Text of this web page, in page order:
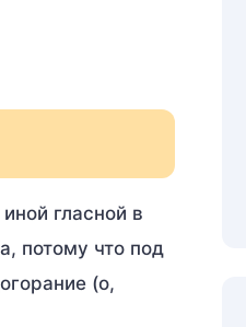
гласной в
потому что под
(о,